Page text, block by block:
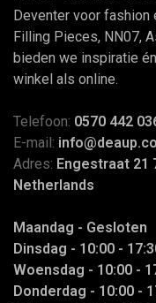
Deventer voor
Filling Pieces, NN07,
bieden we inspiratie
winkel als online.
Telefoon: 0570 442
E-mail:
Adres: Engestraat 21
Netherlands
Maandag - Gesloten
Dinsdag - 10:00 -
Woensdag - 10:00 -
Donderdag - 10:00 -